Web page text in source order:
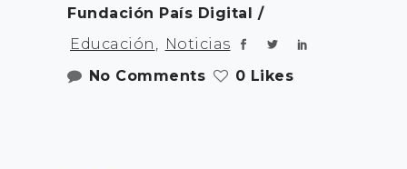
Fundación País Digital
Educación
Noticias
No Comments
0 Likes